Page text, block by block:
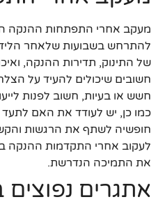
מעקב אחרי התפתחות ההנקה
להתרחש בשבועות שלאחר
של התינוק, תדירות ההנקה,
חשובים שיכולים להעיד על
חשש או בעיות, חשוב לפנות
כמו כן, יש לעודד את האם לתעד
חופשיה לשתף את הרגשות
לעקוב אחרי התקדמות ההנקה
את התמיכה הנדרשת.
אתגרים